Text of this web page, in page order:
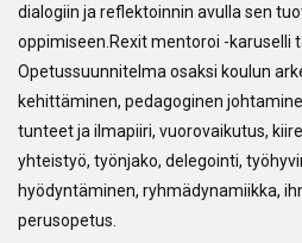
dialogiin ja reflektoinnin avulla sen
oppimiseen.Rexit mentoroi -karuselli
Opetussuunnitelma osaksi koulun
kehittäminen, pedagoginen
tunteet ja ilmapiiri, vuorovaikutus,
yhteistyö, työnjako, delegointi,
hyödyntäminen, ryhmädynamiikka,
perusopetus.